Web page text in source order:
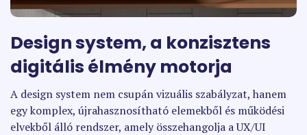
Design system, a konzisztens
digitális élmény motorja
A design system nem csupán vizuális szabályzat, hanem
egy komplex, újrahasznosítható elemekből és működési
elvekből álló rendszer, amely összehangolja a UX/UI